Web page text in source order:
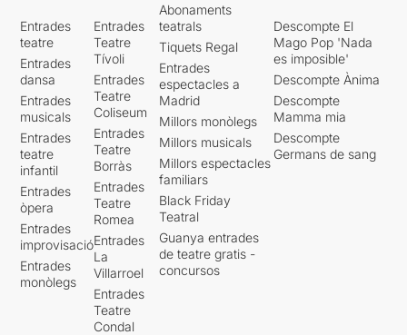
Entrades
teatre
Entrades
dansa
Entrades
musicals
Entrades
teatre
infantil
Entrades
òpera
Entrades
improvisació
Entrades
monòlegs
Entrades
Teatre
Tívoli
Entrades
Teatre
Coliseum
Entrades
Teatre
Borràs
Entrades
Teatre
Romea
Entrades
La
Villarroel
Entrades
Teatre
Condal
Abonaments
teatrals
Tiquets Regal
Entrades
espectacles a
Madrid
Millors monòlegs
Millors musicals
Millors espectacles
familiars
Black Friday
Teatral
Guanya entrades
de teatre gratis -
concursos
Descompte El
Mago Pop 'Nada
es imposible'
Descompte Ànima
Descompte
Mamma mia
Descompte
Germans de sang